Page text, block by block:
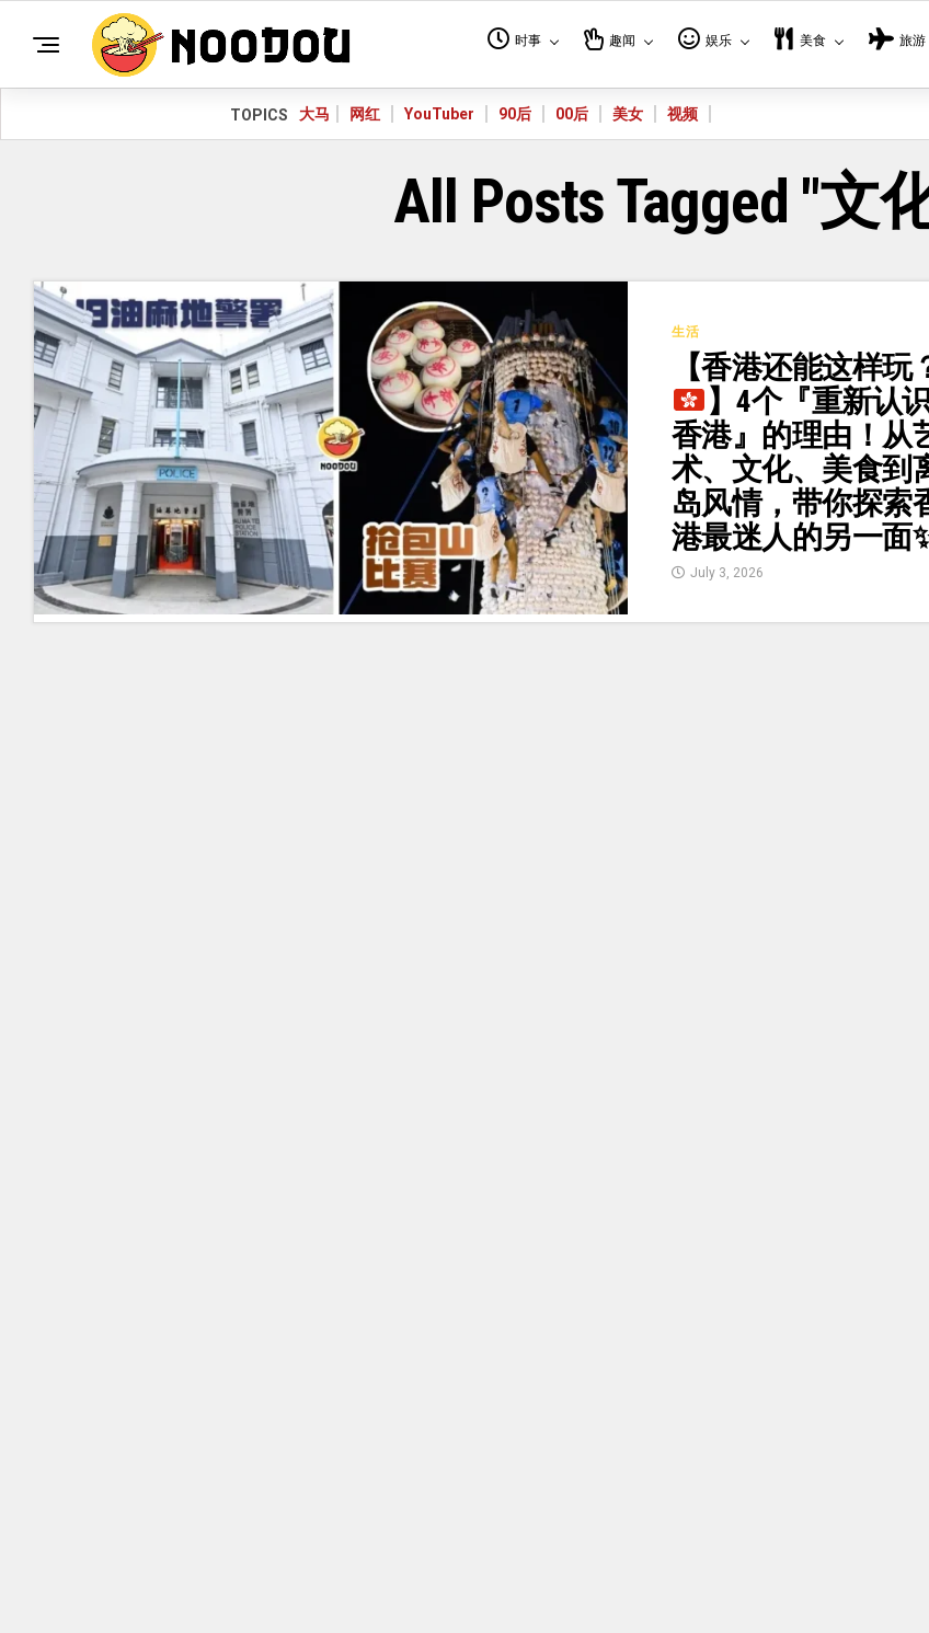
时事 趣闻 娱乐 美食 旅游
TOPICS 大马 网红 YouTuber 90后 00后 美女 视频
All Posts Tagged "文
生活
【香港还能这样玩
】4个『重新认
香港』的理由！从
术、文化、美食到
岛风情，带你探索
港最迷人的另一面
July 3, 2026